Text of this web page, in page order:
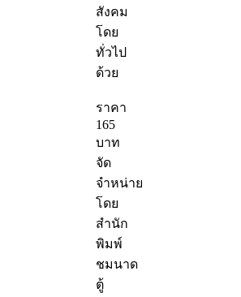
สังคม
โดย
ทั่วไป
ด้วย
ราคา
165
บาท
จัด
จำหน่าย
โดย
สำนัก
พิมพ์
ชมนาด
ตู้